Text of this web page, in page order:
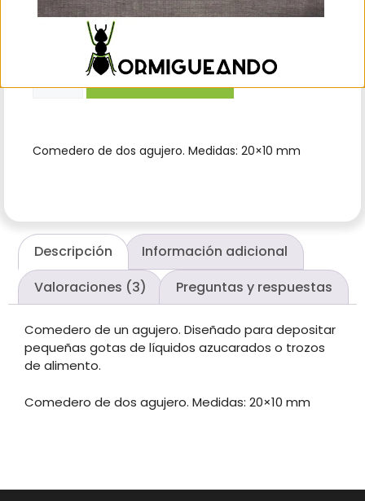
Hay existencias
Añadir al carrito
Comedero de dos agujero. Medidas: 20×10 mm
Descripción
Información adicional
Valoraciones (3)
Preguntas y respuestas
Comedero de un agujero. Diseñado para depositar
pequeñas gotas de líquidos azucarados o trozos
de alimento.
Comedero de dos agujero. Medidas: 20×10 mm